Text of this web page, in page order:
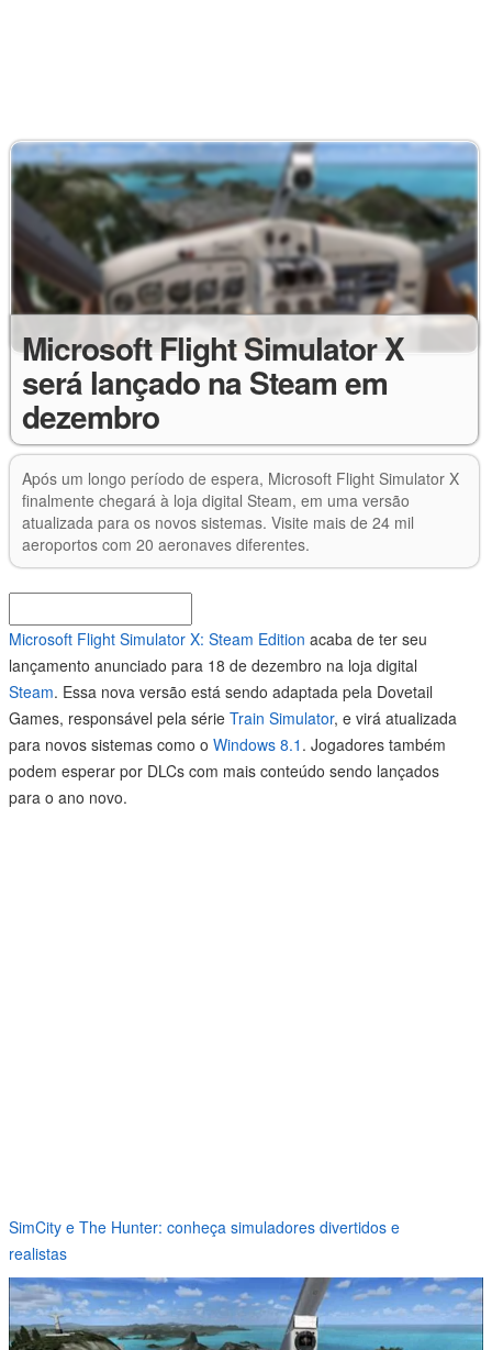
Microsoft Flight Simulator X
será lançado na Steam em
dezembro
Após um longo período de espera, Microsoft Flight Simulator X
finalmente chegará à loja digital Steam, em uma versão
atualizada para os novos sistemas. Visite mais de 24 mil
aeroportos com 20 aeronaves diferentes.
Microsoft Flight Simulator X: Steam Edition acaba de ter seu
lançamento anunciado para 18 de dezembro na loja digital
Steam. Essa nova versão está sendo adaptada pela Dovetail
Games, responsável pela série Train Simulator, e virá atualizada
para novos sistemas como o Windows 8.1 . Jogadores também
podem esperar por DLCs com mais conteúdo sendo lançados
para o ano novo.
SimCity e The Hunter: conheça simuladores divertidos e
realistas